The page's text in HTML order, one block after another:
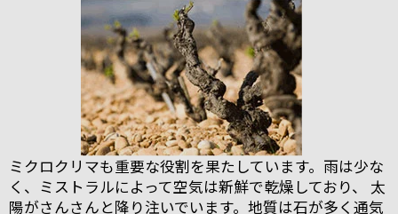
ミクロクリマも重要な役割を果たしています。雨は少な
く、ミストラルによって空気は新鮮で乾燥しており、 太
陽がさんさんと降り注いでいます。地質は石が多く通気